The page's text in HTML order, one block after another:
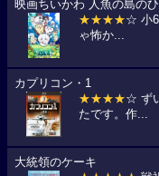
映画ちいかわ 人魚の島の
★★★★☆ 小6
ゃ怖か...
カプリコン・1
★★★★☆ ず
たです。作...
大統領のケーキ